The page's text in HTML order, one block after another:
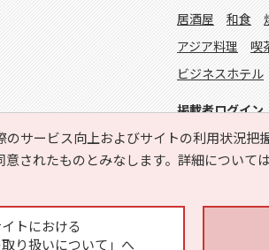
サービス向上およびサイトの利用状況
されたものとみなします。詳細については
トにおける
取り扱いについて」へ
居酒屋
和食
アジア料理
喫
ビジネスホテル
掲載者ログイン